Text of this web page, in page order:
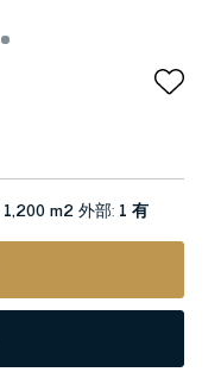
1,200 m2外部: 1 有